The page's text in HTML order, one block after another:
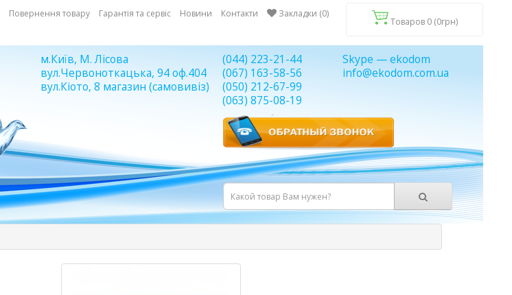
Товаров 0 (0грн)
Повернення товару Гарантія та сервіс Новини Контакти Закладки (0)
Skype — ekodom
info@ekodom.com.ua
м.Київ, М. Лісова
вул.Червоноткацька, 94 оф.404
вул.Кіото, 8 магазин (самовивіз)
(044) 223-21-44
(067) 163-58-56
(050) 212-67-99
(063) 875-08-19